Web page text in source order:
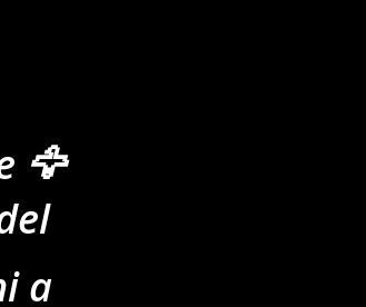
🦅
a